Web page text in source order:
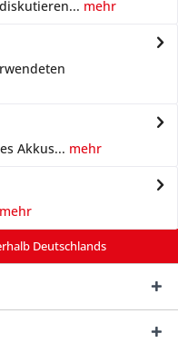
mehr
Akkus... mehr
mehr
Deutschlands